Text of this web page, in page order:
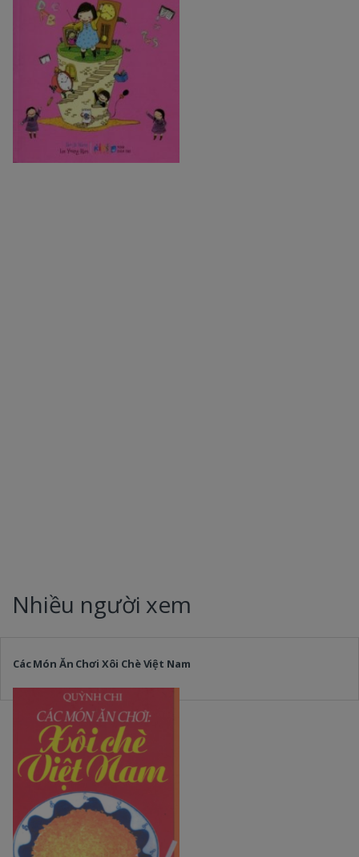
Nhiều người xem
Các Món Ăn Chơi Xôi Chè Việt Nam